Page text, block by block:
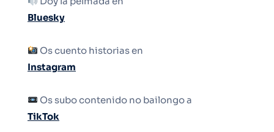
Bluesky
Os cuento historias en
Instagram
Os subo contenido no bailongo a
TikTok